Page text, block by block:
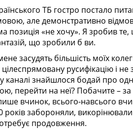
ТБ гостро постало
але демонстративно
позиція «не хочу». Я зробив
що зробили б ви.
засудять більшість моїх
русифікацію і не
каналі знайшлося бодай про
перейти на неї? Побачите –
вчинок, всього-навсього
років забороняли,
продовження.